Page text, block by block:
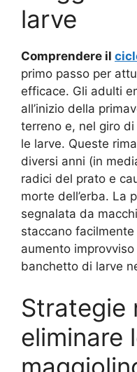
larve
Comprendere il
primo passo per
efficace. Gli adulti
all’inizio della
terreno e, nel giro
le larve. Queste
diversi anni (in
radici del prato e
morte dell’erba. La
segnalata da
staccano
aumento
banchetto di larve
Strategie
eliminare